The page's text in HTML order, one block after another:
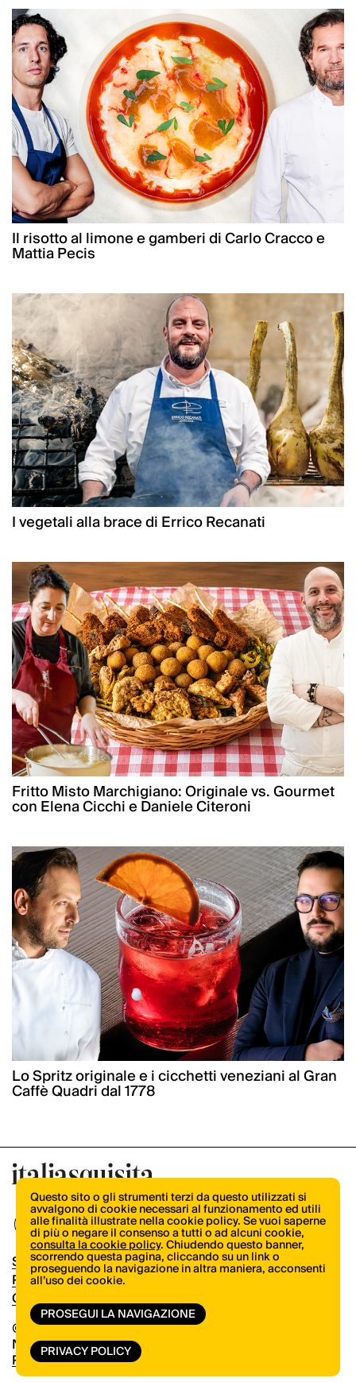
Il risotto al limone e gamberi di Carlo Cracco e
Mattia Pecis
I vegetali alla brace di Errico Recanati
Fritto Misto Marchigiano: Originale vs. Gourmet
con Elena Cicchi e Daniele Citeroni
Lo Spritz originale e i cicchetti veneziani al Gran
Caffè Quadri dal 1778
© Copyright 2026.Vertical.it
N.ro Iscrizione ROC 32504
Privacy Policy
Shop
Pubblicità
Contatti
Questo sito o gli strumenti terzi da questo utilizzati si
avvalgono di cookie necessari al funzionamento ed utili
alle finalità illustrate nella cookie policy. Se vuoi saperne
di più o negare il consenso a tutti o ad alcuni cookie,
consulta la cookie policy. Chiudendo questo banner,
scorrendo questa pagina, cliccando su un link o
proseguendo la navigazione in altra maniera, acconsenti
all’uso dei cookie.
PROSEGUI LA NAVIGAZIONE
PRIVACY POLICY